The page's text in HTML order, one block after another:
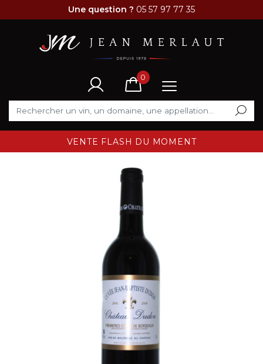
Une question ? 05 57 97 77 35
0
VENTE FLASH DU MOMENT